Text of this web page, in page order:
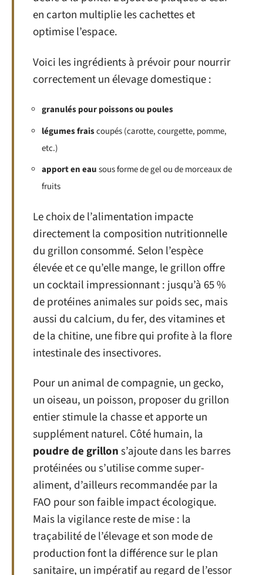
en carton multiplie les cachettes et
optimise l’espace.
Voici les ingrédients à prévoir pour nourrir
correctement un élevage domestique :
granulés pour poissons ou poules
légumes fraiscoupés (carotte, courgette, pomme,
etc.)
apport en eausous forme de gel ou de morceaux de
fruits
Le choix de l’alimentation impacte
directement la composition nutritionnelle
du grillon consommé. Selon l’espèce
élevée et ce qu’elle mange, le grillon offre
un cocktail impressionnant : jusqu’à 65 %
de protéines animales sur poids sec, mais
aussi du calcium, du fer, des vitamines et
de la chitine, une fibre qui profite à la flore
intestinale des insectivores.
Pour un animal de compagnie, un gecko,
un oiseau, un poisson, proposer du grillon
entier stimule la chasse et apporte un
supplément naturel. Côté humain, la
poudre de grillons’ajoute dans les barres
protéinées ou s’utilise comme super-
aliment, d’ailleurs recommandée par la
FAO pour son faible impact écologique.
Mais la vigilance reste de mise : la
traçabilité de l’élevage et son mode de
production font la différence sur le plan
sanitaire, un impératif au regard de l’essor